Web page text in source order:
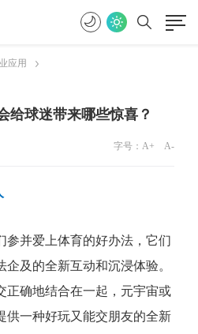
应用
给球迷带来哪些惊喜？
字号： A+ A-
参并爱上体育的好办法，它们
及的全新互动和沉浸体验。
正确地结合在一起，元宇宙或
供一种好玩又能交朋友的全新